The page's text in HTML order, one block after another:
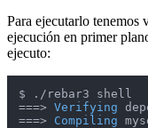
Para ejecutarlo tenemos
ejecución en primer
ejecuto:
$ ./rebar3 shell
===> Verifying
===> Compiling